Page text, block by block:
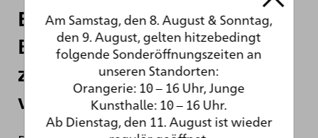
Episode 86: 5-Sterne-
Bewertung von Goethe: Plan
zum Karlsruher Hoftheater
von Friedrich Weinbrenner
Am Samstag, den 8. August & Sonntag,
den 9. August, gelten hitzebedingt
folgende Sonderöffnungszeiten an
unseren Standorten:
Orangerie: 10 – 16 Uhr, Junge
Kunsthalle: 10 – 16 Uhr.
Ab Dienstag, den 11. August ist wieder